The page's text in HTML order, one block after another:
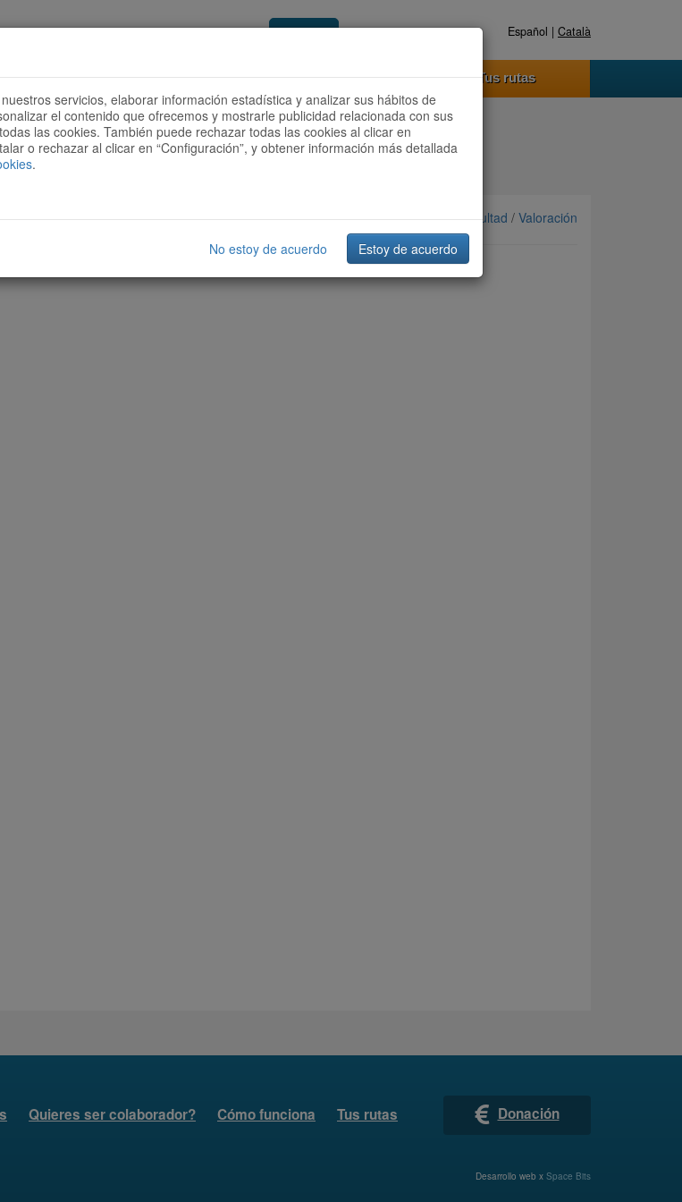
Acceder Registrate ahora Español | Català
Quieres ser colaborador? Cómo funciona Tus rutas
Ordenar por: Más recientes /Dificultad / Valoración
Quieres ser colaborador? Cómo funciona Tus rutas Donación
Desarrollo web x Space Bits
servicios, elaborar información estadística y analizar sus hábitos de
el contenido que ofrecemos y mostrarle publicidad relacionada con sus
las cookies. También puede rechazar todas las cookies al clicar en
o rechazar al clicar en “Configuración”, y obtener información más detallada
.
No estoy de acuerdo Estoy de acuerdo